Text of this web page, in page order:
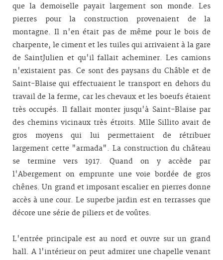
que la demoiselle payait largement son monde. Les
pierres pour la construction provenaient de la
montagne. Il n'en était pas de même pour le bois de
charpente, le ciment et les tuiles qui arrivaient à la gare
de Saint­Julien et qu'il fallait acheminer. Les camions
n'existaient pas. Ce sont des paysans du Châble et de
Saint-Blaise qui effectuaient le transport en dehors du
travail de la ferme, car les chevaux et les boeufs étaient
très occupés. Il fallait monter jusqu'à Saint-Blaise par
des chemins vicinaux très étroits. Mlle Sillito avait de
gros moyens qui lui permettaient de rétribuer
largement cette "armada". La construction du château
se termine vers 1917. Quand on y accède par
l'Abergement on emprunte une voie bordée de gros
chênes. Un grand et imposant escalier en pierres donne
accès à une cour. Le superbe jardin est en terrasses que
décore une série de piliers et de voûtes.
L'entrée principale est au nord et ouvre sur un grand
hall. A l'intérieur on peut admirer une chapelle venant